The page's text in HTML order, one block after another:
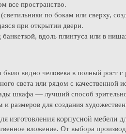
все пространство.
(светильники по бокам или сверху,
при открытии двери.
вдоль плинтуса или в
видно человека в полный рост с
света или рядом с качественной
шкафа — лучший способ
размеров для создания
изготовления корпусной мебели
вложение. От выбора